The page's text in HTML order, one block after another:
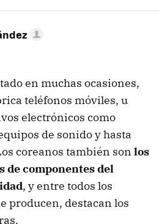
en muchas ocasiones,
teléfonos móviles, u
electrónicos como
de sonido y hasta
coreanos también son los
de componentes del
, y entre todos los
producen, destacan los